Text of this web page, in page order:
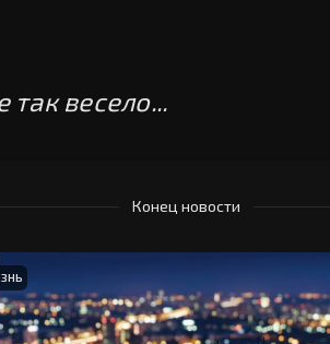
так весело...
Конец новости